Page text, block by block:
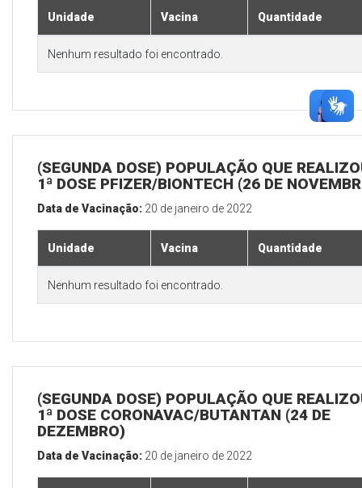
Unidade Vacina Quantidade
Nenhum resultado foi encontrado.
(SEGUNDA DOSE) POPULAÇÃO QUE
1ª DOSE PFIZER/BIONTECH (26 DE
Data de Vacinação: 20 de janeiro de 2022
Unidade Vacina Quantidade
Nenhum resultado foi encontrado.
(SEGUNDA DOSE) POPULAÇÃO QUE
1ª DOSE CORONAVAC/BUTANTAN (24 DE
DEZEMBRO)
Data de Vacinação: 20 de janeiro de 2022